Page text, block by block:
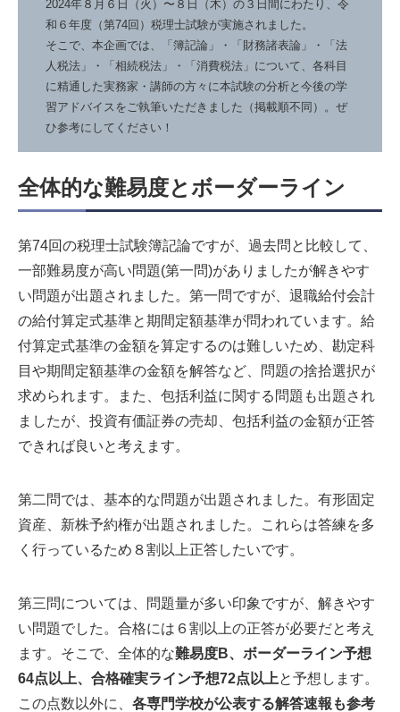
2024年８月６日（火）〜８日（木）の３日間にわたり、令
和６年度（第74回）税理士試験が実施されました。
そこで、本企画では、「簿記論」・「財務諸表論」・「法
人税法」・「相続税法」・「消費税法」について、各科目
に精通した実務家・講師の方々に本試験の分析と今後の学
習アドバイスをご執筆いただきました（掲載順不同）。ぜ
ひ参考にしてください！
全体的な難易度とボーダーライン
第74回の税理士試験簿記論ですが、過去問と比較して、
一部難易度が高い問題(第一問)がありましたが解きやす
い問題が出題されました。第一問ですが、退職給付会計
の給付算定式基準と期間定額基準が問われています。給
付算定式基準の金額を算定するのは難しいため、勘定科
目や期間定額基準の金額を解答など、問題の捨拾選択が
求められます。また、包括利益に関する問題も出題され
ましたが、投資有価証券の売却、包括利益の金額が正答
できれば良いと考えます。
第二問では、基本的な問題が出題されました。有形固定
資産、新株予約権が出題されました。これらは答練を多
く行っているため８割以上正答したいです。
第三問については、問題量が多い印象ですが、解きやす
い問題でした。合格には６割以上の正答が必要だと考え
ます。そこで、全体的な難易度B、ボーダーライン予想
64点以上、合格確実ライン予想72点以上と予想します。
この点数以外に、 各専門学校が公表する解答速報も参考